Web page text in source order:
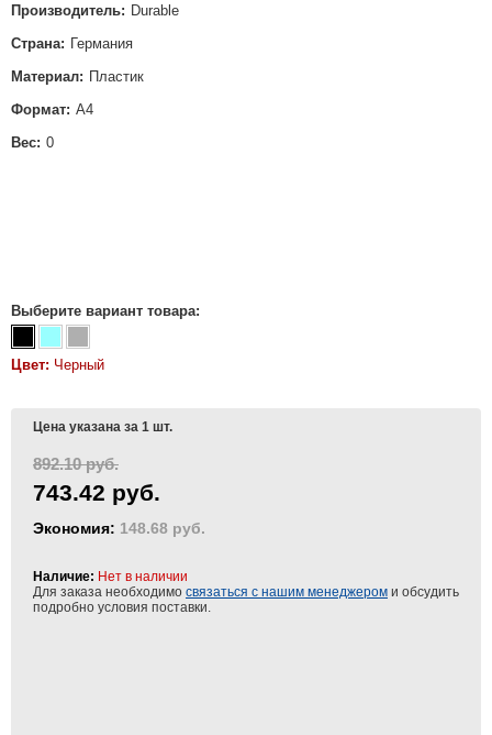
Производитель: Durable
Страна: Германия
Материал: Пластик
Формат: А4
Вес: 0
Выберите вариант товара:
Цвет: Черный
Цена указана за 1 шт.
892.10 руб.
743.42 руб.
Экономия: 148.68 руб.
Наличие: Нет в наличии
Для заказа необходимо связаться с нашим менеджером и обсудить
подробно условия поставки.